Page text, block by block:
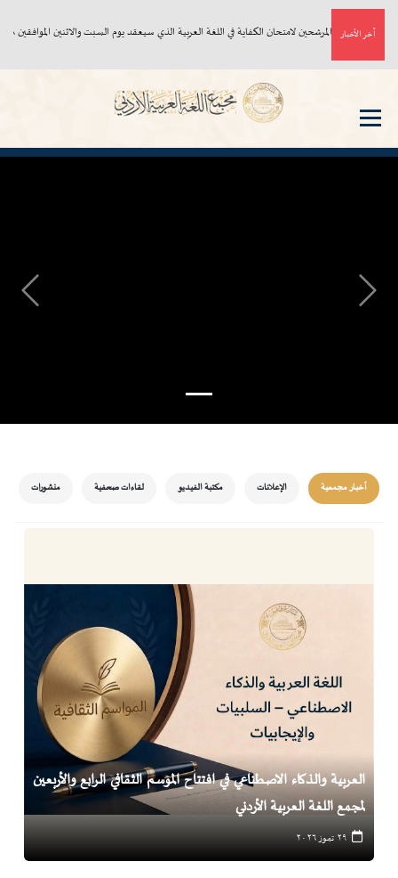
آخر الأخبارأسماء المرشحين لامتحان الكفاية في اللغة العربية الذي سيعقد يوم السبت والاثنين الموافقين ٨، ١٠/ ٨/ ٢٠٢٦م
Previous
Next
أخبار مجمعية الإعلانات مكتبة الفيديو لقاءات صحفية منشورات
العربية والذكاء الاصطناعي في افتتاح الموسم الثقافي الرابع والأربعين
لمجمع اللغة العربية الأردني
٢٩ تموز ٢٠٢٦